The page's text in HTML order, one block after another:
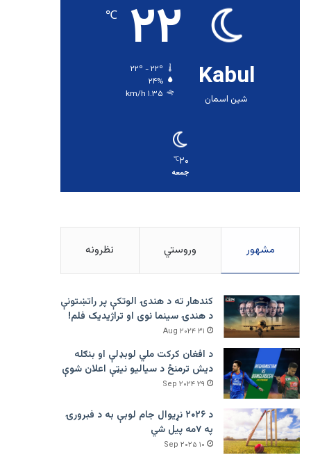
Kabul
شین اسمان
۲۲ ℃
۲۴%
۱.۳۵ km/h
۲۰℃
جمعه
مشهور وروستي نظرونه
کندهار ته د هندۍ الوتکې پر راتښتونې
د هندۍ سینما نوی او تراژيديک فلم!
۳۱ Aug ۲۰۲۴
د افغان کرکت ملي لوبډلې او بنګله
دیش ترمنځ د سیالیو نیټې اعلان شوې
۲۹ Sep ۲۰۲۴
د ۲۰۲۶ نړیوال جام لوبې به د فبرورۍ
په ۷مه پیل شي
۱۰ Sep ۲۰۲۵